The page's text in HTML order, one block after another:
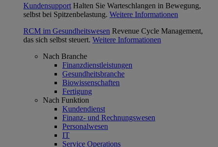
Kundensupport Halten Sie Warteschlangen in Bewegung,
selbst bei Spitzenbelastung. Weitere Informationen
RCM im Gesundheitswesen Revenue Cycle Management,
das sich selbst steuert. Weitere Informationen
Nach Branche
Finanzdienstleistungen
Gesundheitsbranche
Biowissenschaften
Fertigung
Nach Funktion
Kundendienst
Finanz- und Rechnungswesen
Personalwesen
IT
Service Operations